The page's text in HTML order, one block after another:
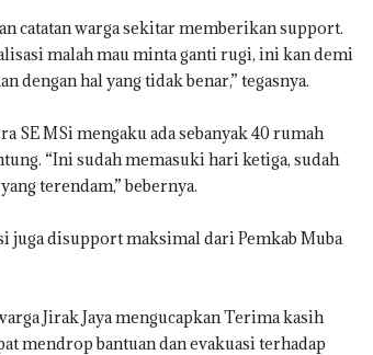
catatan warga sekitar memberikan support.
malah mau minta ganti rugi, ini kan demi
dengan hal yang tidak benar,” tegasnya.
SE MSi mengaku ada sebanyak 40 rumah
“Ini sudah memasuki hari ketiga, sudah
terendam,” bebernya.
juga disupport maksimal dari Pemkab Muba
Jirak Jaya mengucapkan Terima kasih
mendrop bantuan dan evakuasi terhadap